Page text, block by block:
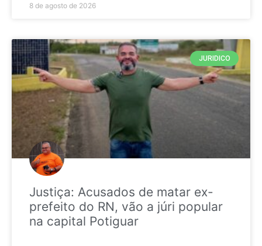
8 de agosto de 2026
JURIDICO
Justiça: Acusados de matar ex-
prefeito do RN, vão a júri popular
na capital Potiguar